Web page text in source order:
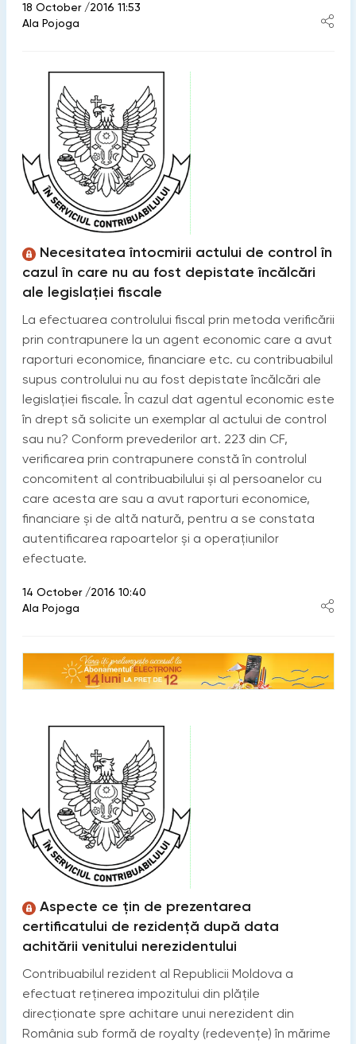
18 October /2016 11:53
Ala Pojoga
Necesitatea întocmirii actului de control în
cazul în care nu au fost depistate încălcări
ale legislației fiscale
La efectuarea controlului fiscal prin metoda verificării
prin contrapunere la un agent economic care a avut
raporturi economice, financiare etc. cu contribuabilul
supus controlului nu au fost depistate încălcări ale
legislației fiscale. În cazul dat agentul economic este
în drept să solicite un exemplar al actului de control
sau nu? Conform prevederilor art. 223 din CF,
verificarea prin contrapunere constă în controlul
concomitent al contribuabilului și al persoanelor cu
care acesta are sau a avut raporturi economice,
financiare și de altă natură, pentru a se constata
autentificarea rapoartelor și a operațiunilor
efectuate.
14 October /2016 10:40
Ala Pojoga
Aspecte ce țin de prezentarea
certificatului de rezidență după data
achitării venitului nerezidentului
Contribuabilul rezident al Republicii Moldova a
efectuat reținerea impozitului din plățile
direcționate spre achitare unui nerezident din
România sub formă de royalty (redevențe) în mărime